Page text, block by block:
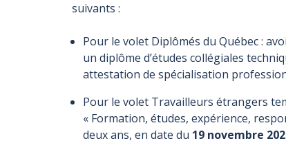
suivants :
Pour le volet Diplômés du Québec :
un diplôme d’études collégiales
attestation de spécialisation
Pour le volet Travailleurs étrangers
« Formation, études, expérience,
deux ans, en date du 19 novembre